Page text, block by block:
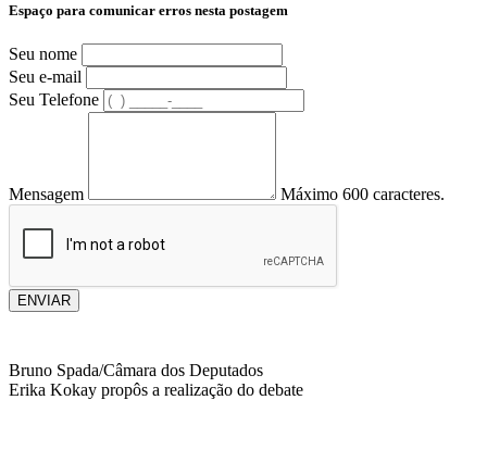
Espaço para comunicar erros nesta postagem
Seu nome
Seu e-mail
Seu Telefone
Mensagem Máximo 600 caracteres.
ENVIAR
Bruno Spada/Câmara dos Deputados
Erika Kokay propôs a realização do debate